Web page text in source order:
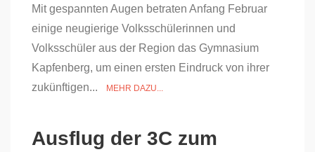
Mit gespannten Augen betraten Anfang Februar
einige neugierige Volksschülerinnen und
Volksschüler aus der Region das Gymnasium
Kapfenberg, um einen ersten Eindruck von ihrer
zukünftigen...
MEHR DAZU...
Ausflug der 3C zum